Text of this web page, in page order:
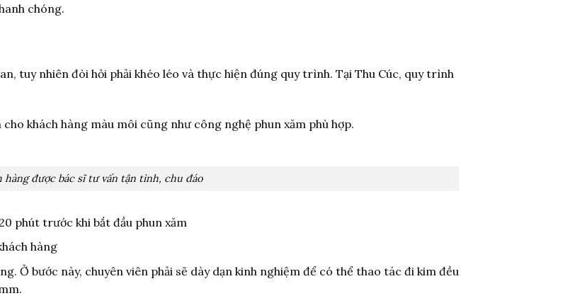
chóng.
tuy nhiên đòi hỏi phải khéo léo và thực hiện đúng quy trình. Tại Thu Cúc, quy trình
khách hàng màu môi cũng như công nghệ phun xăm phù hợp.
hàng được bác sĩ tư vấn tận tình, chu đáo
phút trước khi bắt đầu phun xăm
hàng
Ở bước này, chuyên viên phải sẽ dày dạn kinh nghiệm để có thể thao tác đi kim đều